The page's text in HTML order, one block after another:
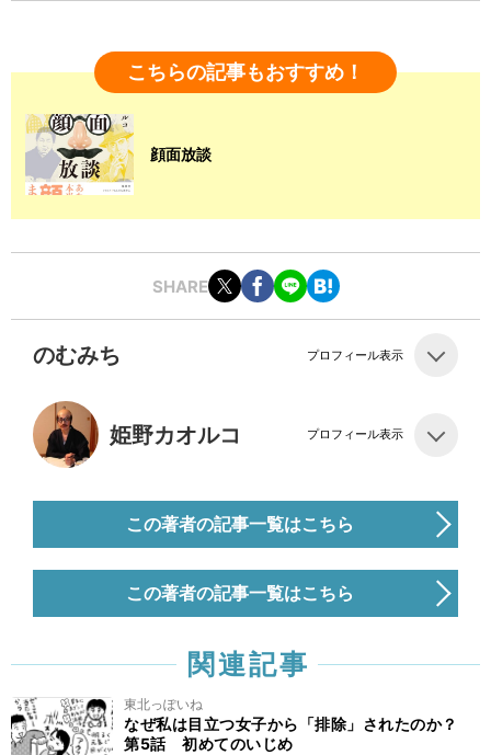
こちらの記事もおすすめ！
顔面放談
SHARE
のむみち プロフィール表示
姫野カオルコ プロフィール表示
この著者の記事一覧はこちら
この著者の記事一覧はこちら
関連記事
東北っぽいね
なぜ私は目立つ女子から「排除」されたのか？
第5話 初めてのいじめ